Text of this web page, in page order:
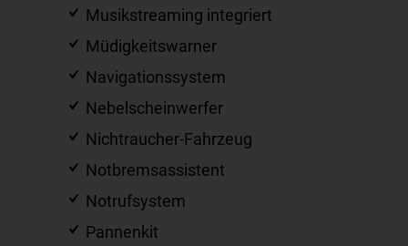
Musikstreaming integriert
Müdigkeitswarner
Navigationssystem
Nebelscheinwerfer
Nichtraucher-Fahrzeug
Notbremsassistent
Notrufsystem
Pannenkit